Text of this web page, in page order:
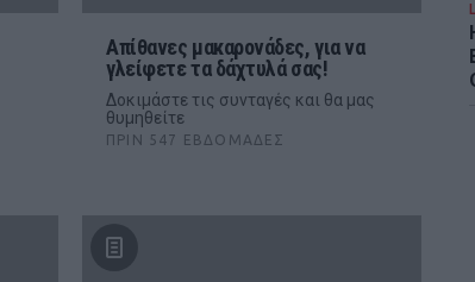
Απίθανες μακαρονάδες, για να
γλείφετε τα δάχτυλά σας!
Δοκιμάστε τις συνταγές και θα μας
θυμηθείτε
ΠΡΙΝ 547 ΕΒΔΟΜΆΔΕΣ